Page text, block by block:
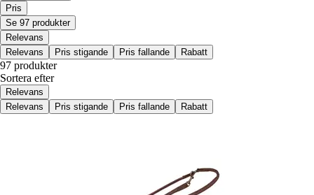
Pris
Se 97 produkter
Relevans
Relevans
Pris stigande Pris fallande Rabatt
97 produkter
Sortera efter
Relevans
Relevans
Pris stigande Pris fallande Rabatt